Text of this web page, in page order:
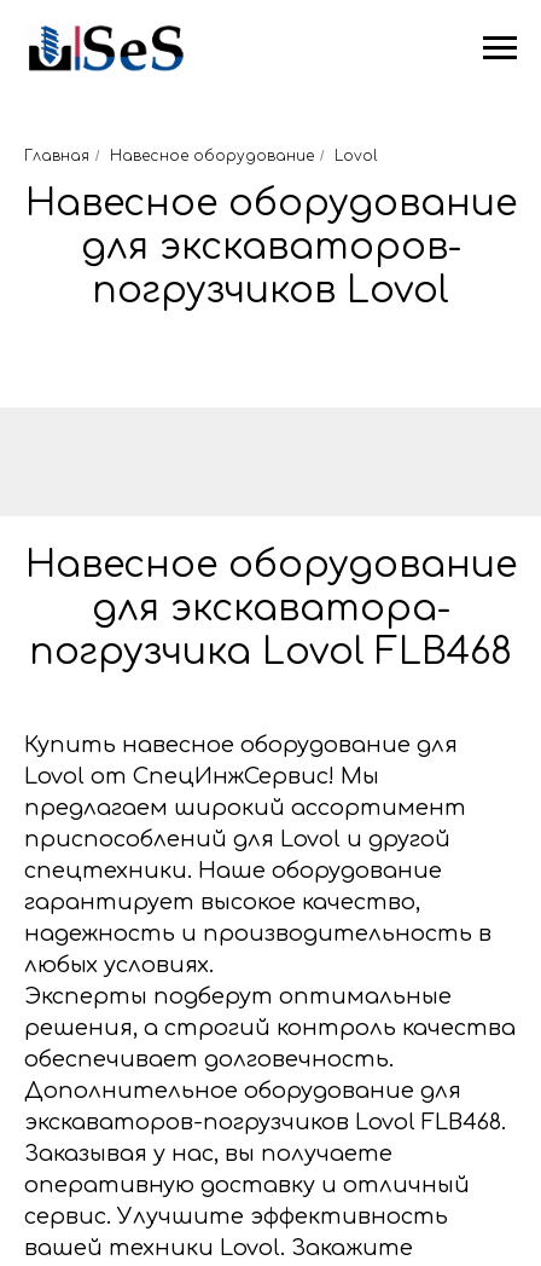
Главная / Навесное оборудование / Lovol
Навесное оборудование
для экскаваторов-
погрузчиков Lovol
Навесное оборудование
для экскаватора-
погрузчика Lovol FLB468
Купить навесное оборудование для
Lovol от СпецИнжСервис! Мы
предлагаем широкий ассортимент
приспособлений для Lovol и другой
спецтехники. Наше оборудование
гарантирует высокое качество,
надежность и производительность в
любых условиях.
Эксперты подберут оптимальные
решения, а строгий контроль качества
обеспечивает долговечность.
Дополнительное оборудование для
экскаваторов-погрузчиков Lovol FLB468.
Заказывая у нас, вы получаете
оперативную доставку и отличный
сервис. Улучшите эффективность
вашей техники Lovol. Закажите